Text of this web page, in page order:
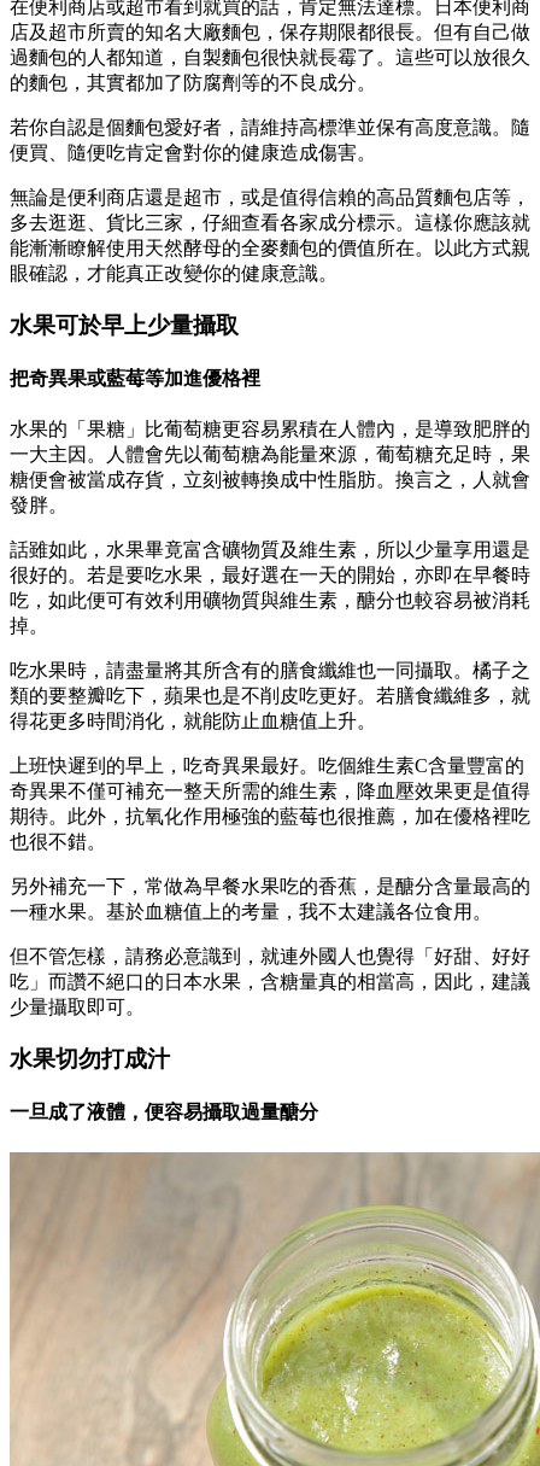
在便利商店或超市看到就買的話，肯定無法達標。日本便利商
店及超市所賣的知名大廠麵包，保存期限都很長。但有自己做
過麵包的人都知道，自製麵包很快就長霉了。這些可以放很久
的麵包，其實都加了防腐劑等的不良成分。
若你自認是個麵包愛好者，請維持高標準並保有高度意識。隨
便買、隨便吃肯定會對你的健康造成傷害。
無論是便利商店還是超市，或是值得信賴的高品質麵包店等，
多去逛逛、貨比三家，仔細查看各家成分標示。這樣你應該就
能漸漸瞭解使用天然酵母的全麥麵包的價值所在。以此方式親
眼確認，才能真正改變你的健康意識。
水果可於早上少量攝取
把奇異果或藍莓等加進優格裡
水果的「果糖」比葡萄糖更容易累積在人體內，是導致肥胖的
一大主因。人體會先以葡萄糖為能量來源，葡萄糖充足時，果
糖便會被當成存貨，立刻被轉換成中性脂肪。換言之，人就會
發胖。
話雖如此，水果畢竟富含礦物質及維生素，所以少量享用還是
很好的。若是要吃水果，最好選在一天的開始，亦即在早餐時
吃，如此便可有效利用礦物質與維生素，醣分也較容易被消耗
掉。
吃水果時，請盡量將其所含有的膳食纖維也一同攝取。橘子之
類的要整瓣吃下，蘋果也是不削皮吃更好。若膳食纖維多，就
得花更多時間消化，就能防止血糖值上升。
上班快遲到的早上，吃奇異果最好。吃個維生素C含量豐富的
奇異果不僅可補充一整天所需的維生素，降血壓效果更是值得
期待。此外，抗氧化作用極強的藍莓也很推薦，加在優格裡吃
也很不錯。
另外補充一下，常做為早餐水果吃的香蕉，是醣分含量最高的
一種水果。基於血糖值上的考量，我不太建議各位食用。
但不管怎樣，請務必意識到，就連外國人也覺得「好甜、好好
吃」而讚不絕口的日本水果，含糖量真的相當高，因此，建議
少量攝取即可。
水果切勿打成汁
一旦成了液體，便容易攝取過量醣分